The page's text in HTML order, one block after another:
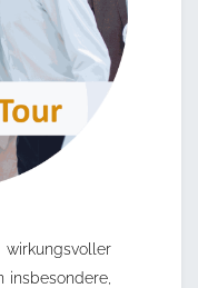
insbesondere,